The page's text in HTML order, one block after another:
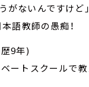
がないんですけど」
語教師の愚痴！
9年)
ートスクールで